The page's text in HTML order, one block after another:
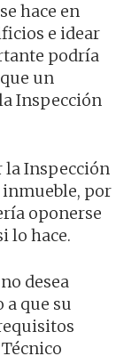
hace en
e idear
podría
un
Inspección
la Inspección
por
oponerse
lo hace.
desea
que su